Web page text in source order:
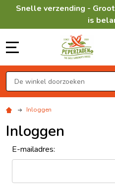
Snelle verzending -
is
Zoeken
Inloggen
Inloggen
E-mailadres: